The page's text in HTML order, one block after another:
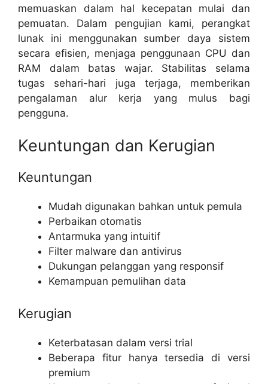
memuaskan dalam hal kecepatan mulai dan
pemuatan. Dalam pengujian kami, perangkat
lunak ini menggunakan sumber daya sistem
secara efisien, menjaga penggunaan CPU dan
RAM dalam batas wajar. Stabilitas selama
tugas sehari-hari juga terjaga, memberikan
pengalaman alur kerja yang mulus bagi
pengguna.
Keuntungan dan Kerugian
Keuntungan
Mudah digunakan bahkan untuk pemula
Perbaikan otomatis
Antarmuka yang intuitif
Filter malware dan antivirus
Dukungan pelanggan yang responsif
Kemampuan pemulihan data
Kerugian
Keterbatasan dalam versi trial
Beberapa fitur hanya tersedia di versi
premium